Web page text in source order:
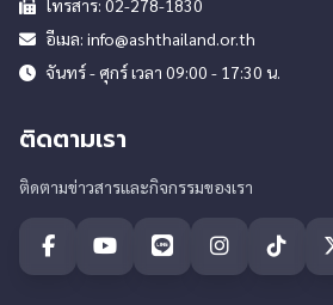
โทรสาร: 02-278-1830
อีเมล: info@ashthailand.or.th
จันทร์ - ศุกร์ เวลา 09:00 - 17:30 น.
ติดตามเรา
ติดตามข่าวสารและกิจกรรมของเรา